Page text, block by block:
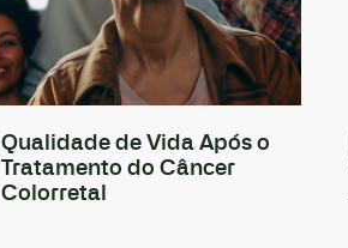
Qualidade de Vida Após o
Tratamento do Câncer
Colorretal